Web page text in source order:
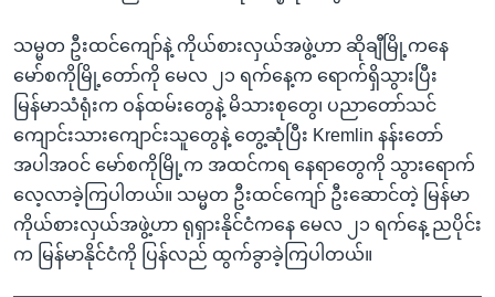
သမ္မတ ဦးထင်ကျော်နဲ့ ကိုယ်စားလှယ်အဖွဲ့ဟာ ဆိုချီမြို့ကနေ
မော်စကိုမြို့တော်ကို မေလ ၂၁ ရက်နေ့က ရောက်ရှိသွားပြီး
မြန်မာသံရုံးက ဝန်ထမ်းတွေနဲ့ မိသားစုတွေ၊ ပညာတော်သင်
ကျောင်းသားကျောင်းသူတွေနဲ့ တွေ့ဆုံပြီး Kremlin နန်းတော်
အပါအဝင် မော်စကိုမြို့က အထင်ကရ နေရာတွေကို သွားရောက်
လေ့လာခဲ့ကြပါတယ်။ သမ္မတ ဦးထင်ကျော် ဦးဆောင်တဲ့ မြန်မာ
ကိုယ်စားလှယ်အဖွဲ့ဟာ ရုရှားနိုင်ငံကနေ မေလ ၂၁ ရက်နေ့ ညပိုင်း
က မြန်မာနိုင်ငံကို ပြန်လည် ထွက်ခွာခဲ့ကြပါတယ်။